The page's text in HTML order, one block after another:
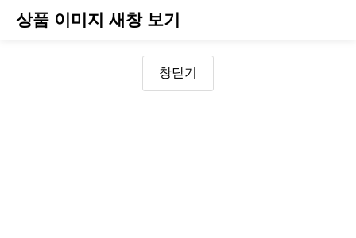
상품 이미지 새창 보기
창닫기